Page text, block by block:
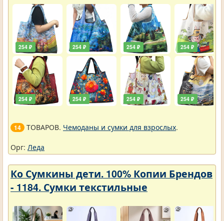
254 ₽
254 ₽
254 ₽
254 ₽
254 ₽
254 ₽
254 ₽
254 ₽
14 ТОВАРОВ. Чемоданы и сумки для взрослых.
Орг: Леда
Ко Сумкины дети. 100% Копии Брендов
- 1184. Сумки текстильные